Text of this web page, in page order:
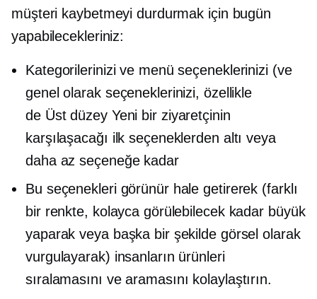
müşteri kaybetmeyi durdurmak için bugün
yapabilecekleriniz:
Kategorilerinizi ve menü seçeneklerinizi (ve
genel olarak seçeneklerinizi, özellikle
de Üst düzeyYeni bir ziyaretçinin
karşılaşacağı ilk seçeneklerden altı veya
daha az seçeneğe kadar
Bu seçenekleri görünür hale getirerek (farklı
bir renkte, kolayca görülebilecek kadar büyük
yaparak veya başka bir şekilde görsel olarak
vurgulayarak) insanların ürünleri
sıralamasını ve aramasını kolaylaştırın.